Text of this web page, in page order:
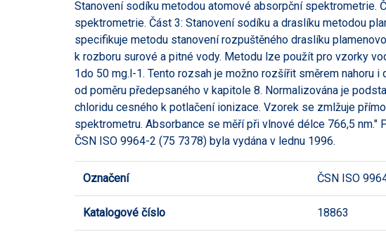
Stanovení sodíku metodou atomové absorpční spektrometrie.
spektrometrie. Část 3: Stanovení sodíku a draslíku metodou
specifikuje metodu stanovení rozpuštěného draslíku
k rozboru surové a pitné vody. Metodu lze použít pro vzorky
1do 50 mg.l-1. Tento rozsah je možno rozšířit směrem nahoru
od poměru předepsaného v kapitole 8. Normalizována je
chloridu cesného k potlačení ionizace. Vzorek se zmlžuje
spektrometru. Absorbance se měří při vlnové délce 766,5
ČSN ISO 9964-2 (75 7378) byla vydána v lednu 1996.
Označení ČSN ISO
Katalogové číslo 18863